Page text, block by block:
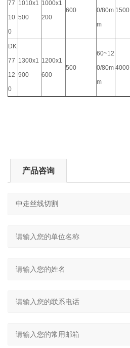
77
10
0
1010x1
500
1000x1
200
600
0/80m
m
1500
DK
77
12
0
1300x1
900
1200x1
600
500
60~12
0/80m
m
4000
产品咨询